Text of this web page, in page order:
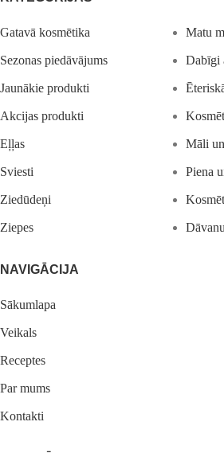
NAVIGĀCIJA
Sākumlapa
Veikals
Receptes
Par mums
Kontakti
Gatavā kosmētika
Sezonas piedāvājums
Jaunākie produkti
Akcijas produkti
Eļļas
Sviesti
Ziedūdeņi
Ziepes
Matu
Dabīgi
Māli
Piena